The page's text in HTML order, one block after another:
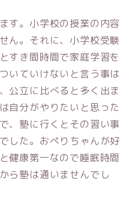
す。小学校の授業の内容
ん。それに、小学校受験
すき間時間で家庭学習を
いていけないと言う事は
公立に比べると多く出ま
自分がやりたいと思った
、塾に行くとその習い事
した。おぺりちゃんが好
健康第一なので睡眠時間
ら塾は通いませんでし